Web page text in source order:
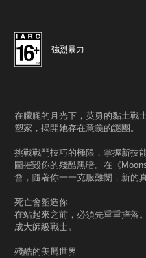
強烈暴力
在朦朧的月光下，英勇的黏土戰
塑家，揭開她存在意義的謎團。
挑戰戰鬥技巧的極限，掌握新技
圖摧毀你的殘酷黑暗。在《
會，隨著你一一克服難關，新的
死亡會塑造你
在站起來之前，必須先重重摔落
成大師級戰士。
殘酷的美麗世界